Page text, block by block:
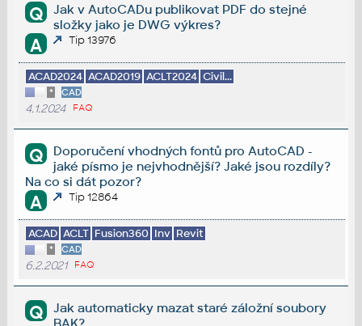
Q
Jak v AutoCADu publikovat PDF do stejné
složky jako je DWG výkres?
A Tip 13976
ACAD2024 ACAD2019 ACLT2024 Civil...
* CAD
4.1.2024 FAQ
Q
Doporučení vhodných fontů pro AutoCAD -
jaké písmo je nejvhodnější? Jaké jsou rozdíly?
Na co si dát pozor?
A Tip 12864
ACAD ACLT Fusion360 Inv Revit
* CAD
6.2.2021 FAQ
Q
Jak automaticky mazat staré záložní soubory